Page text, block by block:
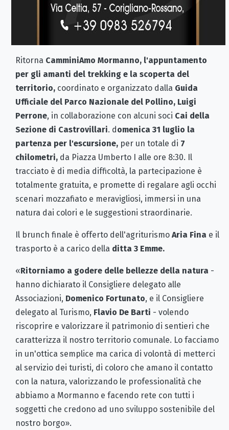
Ritorna CamminiAmo Mormanno, l'appuntamento
per gli amanti del trekking e la scoperta del
territorio, coordinato e organizzato dalla Guida
Ufficiale del Parco Nazionale del Pollino, Luigi
Perrone, in collaborazione con alcuni soci Cai della
Sezione di Castrovillari. domenica 31 luglio la
partenza per l'escursione, per un totale di 7
chilometri, da Piazza Umberto I alle ore 8:30. Il
tracciato è di media difficoltà, la partecipazione è
totalmente gratuita, e promette di regalare agli occhi
scenari mozzafiato e meravigliosi, immersi in una
natura dai colori e le suggestioni straordinarie.
Il brunch finale è offerto dell'agriturismo Aria Fina e il
trasporto è a carico della ditta 3 Emme.
«Ritorniamo a godere delle bellezze della natura -
hanno dichiarato il Consigliere delegato alle
Associazioni, Domenico Fortunato, e il Consigliere
delegato al Turismo, Flavio De Barti - volendo
riscoprire e valorizzare il patrimonio di sentieri che
caratterizza il nostro territorio comunale. Lo facciamo
in un'ottica semplice ma carica di volontà di metterci
al servizio dei turisti, di coloro che amano il contatto
con la natura, valorizzando le professionalità che
abbiamo a Mormanno e facendo rete con tutti i
soggetti che credono ad uno sviluppo sostenibile del
nostro borgo».